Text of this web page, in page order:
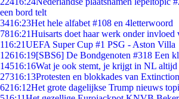
een bord telt
3416:23Het hele alfabet #108 en 4letterwoord
7816:21Huisarts doet haar werk onder invloed
116:21UEFA Super Cup #1 PSG - Aston Villa
12616:19[SBS6] De Bondgenoten #318 Een
14516:16Wat je ook stemt, je krijgt in NL
27316:13Protesten en blokkades van
6216:12Het grote dagelijkse Trump nieuws